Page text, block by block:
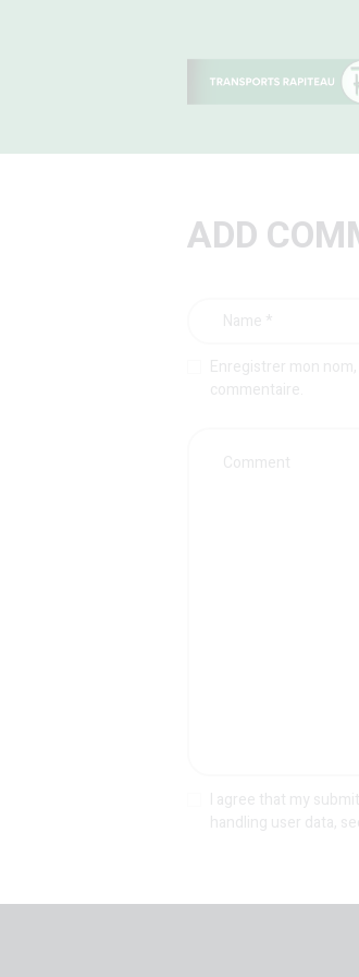
ADD
Enregistrer mon
commentaire.
I agree that my
handling user data,